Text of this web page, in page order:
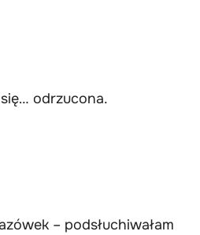
odrzucona.
– podsłuchiwałam